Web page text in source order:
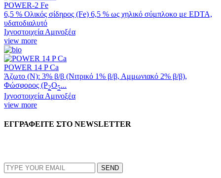
POWER-2 Fe
6,5 % Ολικός σίδηρος (Fe) 6,5 % ως χηλικό σύμπλοκο με EDTA,
υδατοδιαλυτό
Ιχνοστοιχεία Αμινοξέα
view more
POWER 14 P Ca
Άζωτο (N): 3% β/β (Νιτρικό 1% β/β, Αμμωνιακό 2% β/β),
Φώσφορος (Ρ2Ο5...
Ιχνοστοιχεία Αμινοξέα
view more
ΕΓΓΡΑΦΕΙΤΕ ΣΤΟ NEWSLETTER